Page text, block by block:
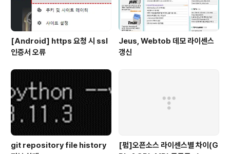
[Android] https 요청 시 ssl
인증서 오류
Jeus, Webtob 데모 라이센스
갱신
git repository file history
[펌]오픈소스 라이센스별 차이(G